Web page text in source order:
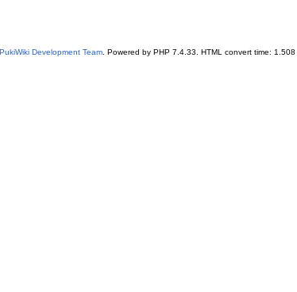
PukiWiki Development Team. Powered by PHP 7.4.33. HTML convert time: 1.508